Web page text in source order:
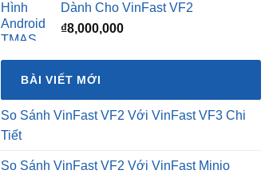
Dành Cho VinFast VF2
₫8,000,000
BÀI VIẾT MỚI
So Sánh VinFast VF2 Với VinFast VF3 Chi
Tiết
So Sánh VinFast VF2 Với VinFast Minio